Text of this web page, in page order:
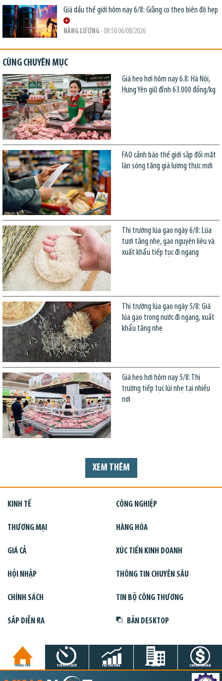
Giá dầu thế giới hôm nay 6/8: Giằng co theo biên độ hẹp
NĂNG LƯỢNG - 08:58 06/08/2026
CÙNG CHUYÊN MỤC
Giá heo hơi hôm nay 6.8: Hà Nội,
Hưng Yên giữ đỉnh 63.000 đồng/kg
FAO cảnh báo thế giới sắp đối mặt
làn sóng tăng giá lương thực mới
Thị trường lúa gạo ngày 6/8: Lúa
tươi tăng nhẹ, gạo nguyên liệu và
xuất khẩu tiếp tục đi ngang
Thị trường lúa gạo ngày 5/8: Giá
lúa gạo trong nước đi ngang, xuất
khẩu tăng nhẹ
Giá heo hơi hôm nay 5/8: Thị
trường tiếp tục lùi nhẹ tại nhiều
nơi
XEM THÊM
KINH TẾ CÔNG NGHIỆP
THƯƠNG MẠI HÀNG HÓA
GIÁ CẢ XÚC TIẾN KINH DOANH
HỘI NHẬP THÔNG TIN CHUYÊN SÂU
CHÍNH SÁCH TIN BỘ CÔNG THƯƠNG
SẮP DIỄN RA BẢN DESKTOP
TRANG CHỦ TIN GIỜ CHÓT THỊ TRƯỜNG DỰ ÁN CHỨNG KHOÁN